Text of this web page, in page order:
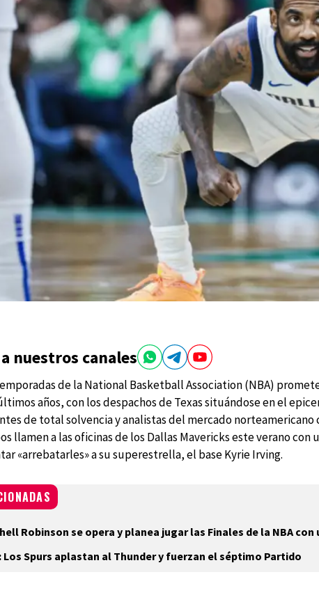
nuestros canales
de la National Basketball Association (NBA)
años, con los despachos de Texas situándose en el
de total solvencia y analistas del mercado norteamericano
llamen a las oficinas de los Dallas Mavericks este verano con
«arrebatarles» a su superestrella, el base Kyrie Irving.
Robinson se opera y planea jugar las Finales de la NBA con
Los Spurs aplastan al Thunder y fuerzan el séptimo Partido